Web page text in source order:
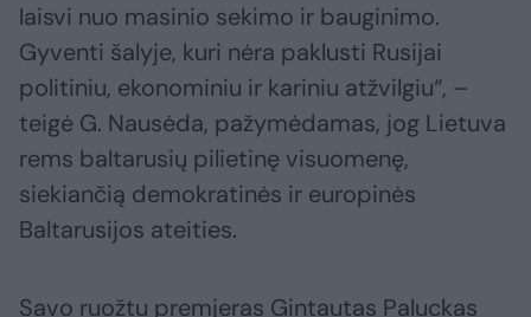
laisvi nuo masinio sekimo ir bauginimo.
Gyventi šalyje, kuri nėra paklusti Rusijai
politiniu, ekonominiu ir kariniu atžvilgiu“, –
teigė G. Nausėda, pažymėdamas, jog Lietuva
rems baltarusių pilietinę visuomenę,
siekiančią demokratinės ir europinės
Baltarusijos ateities.
Savo ruožtu premjeras Gintautas Paluckas